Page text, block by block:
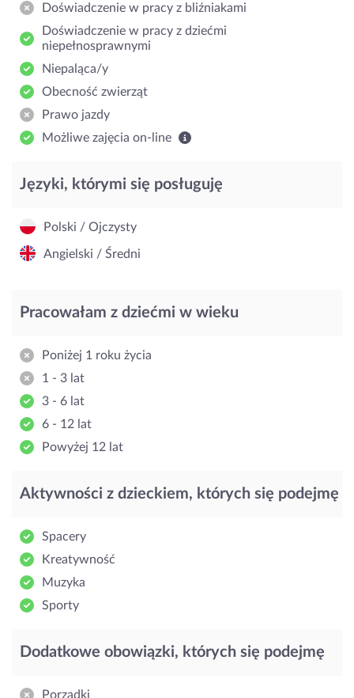
Doświadczenie w pracy z bliźniakami
Doświadczenie w pracy z dziećmi
niepełnosprawnymi
Niepaląca/y
Obecność zwierząt
Prawo jazdy
Możliwe zajęcia on-line
Języki, którymi się posługuję
Polski / Ojczysty
Angielski / Średni
Pracowałam z dziećmi w wieku
Poniżej 1 roku życia
1 - 3 lat
3 - 6 lat
6 - 12 lat
Powyżej 12 lat
Aktywności z dzieckiem, których się podejmę
Spacery
Kreatywność
Muzyka
Sporty
Dodatkowe obowiązki, których się podejmę
Porządki